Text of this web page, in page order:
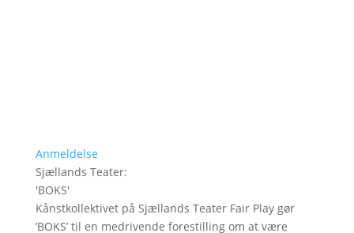
Anmeldelse
Sjællands Teater:
'BOKS'
Kånstkollektivet på Sjællands Teater Fair Play gør
’BOKS’ til en medrivende forestilling om at være